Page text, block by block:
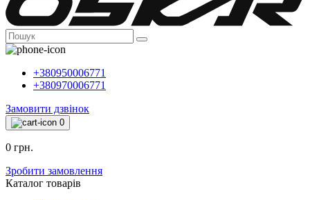
+380950006771
+380970006771
Замовити дзвінок
0
0 грн.
Зробити замовлення
Каталог товарiв